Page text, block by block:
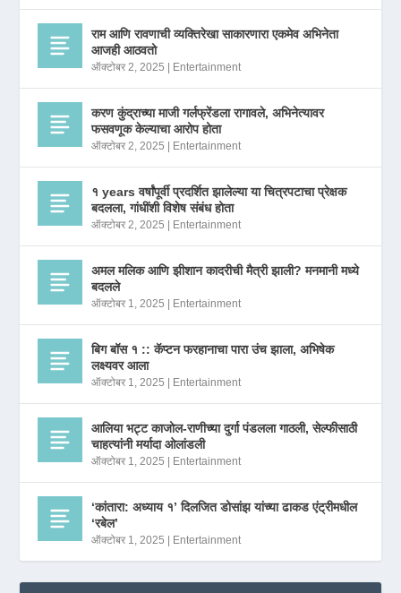
राम आणि रावणाची व्यक्तिरेखा साकारणारा एकमेव अभिनेता
आजही आठवतो
ऑक्टोबर 2, 2025 | Entertainment
करण कुंद्राच्या माजी गर्लफ्रेंडला रागावले, अभिनेत्यावर
फसवणूक केल्याचा आरोप होता
ऑक्टोबर 2, 2025 | Entertainment
१ years वर्षांपूर्वी प्रदर्शित झालेल्या या चित्रपटाचा प्रेक्षक
बदलला, गांधींशी विशेष संबंध होता
ऑक्टोबर 2, 2025 | Entertainment
अमल मलिक आणि झीशान कादरीची मैत्री झाली? मनमानी मध्ये
बदलले
ऑक्टोबर 1, 2025 | Entertainment
बिग बॉस १ :: कॅप्टन फरहानाचा पारा उंच झाला, अभिषेक
लक्ष्यवर आला
ऑक्टोबर 1, 2025 | Entertainment
आलिया भट्ट काजोल-राणीच्या दुर्गा पंडलला गाठली, सेल्फीसाठी
चाहत्यांनी मर्यादा ओलांडली
ऑक्टोबर 1, 2025 | Entertainment
‘कांतारा: अध्याय १’ दिलजित डोसांझ यांच्या ढाकड एंट्रीमधील
‘रबेल’
ऑक्टोबर 1, 2025 | Entertainment